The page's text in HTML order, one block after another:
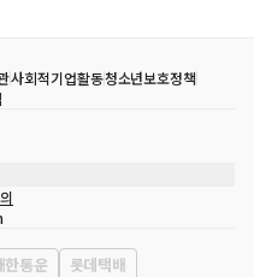
사회적기업활동청소년보호정책
한통운 롯데택배